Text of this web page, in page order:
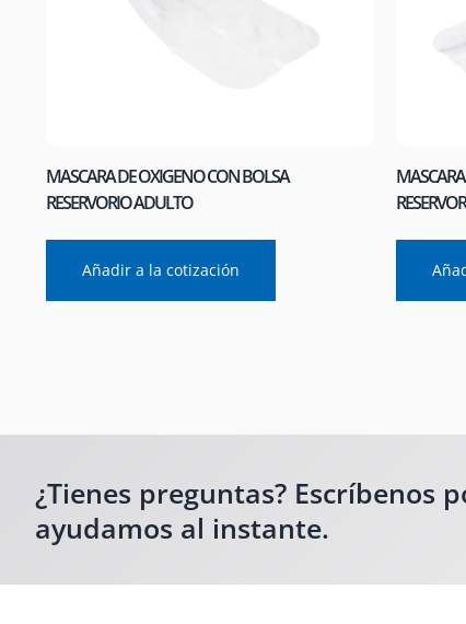
MASCARA DE OXIGENO CON BOLSA
RESERVORIO ADULTO
Añadir a la cotización
¿Tienes preguntas? Escríbenos
ayudamos al instante.